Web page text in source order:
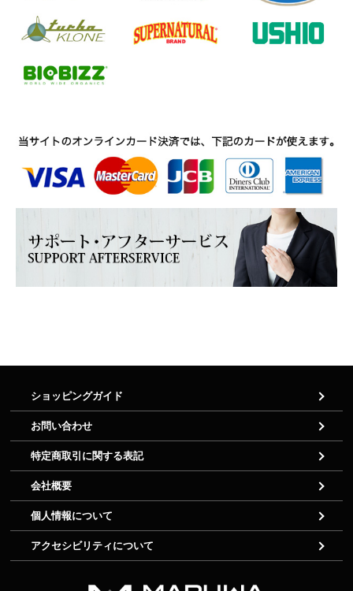
ショッピングガイド
お問い合わせ
特定商取引に関する表記
会社概要
個人情報について
アクセシビリティについて